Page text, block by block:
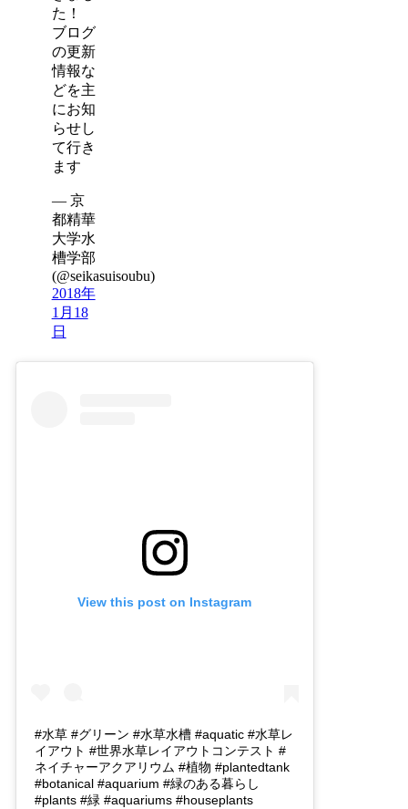
た！
ブログ
の更新
情報な
どを主
にお知
らせし
て行き
ます
— 京
都精華
大学水
槽学部
(@seikasuisoubu)
2018年
1月18
日
View this post on Instagram
#水草 #グリーン #水草水槽 #aquatic #水草レ
イアウト #世界水草レイアウトコンテスト #
ネイチャーアクアリウム #植物 #plantedtank
#botanical #aquarium #緑のある暮らし
#plants #緑 #aquariums #houseplants